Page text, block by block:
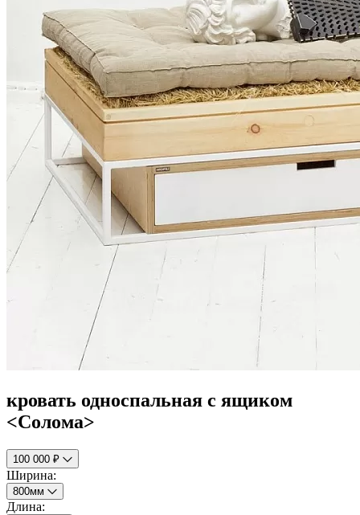
кровать односпальная с ящиком
<Солома>
100 000 ₽
Ширина:
800мм
Длина: